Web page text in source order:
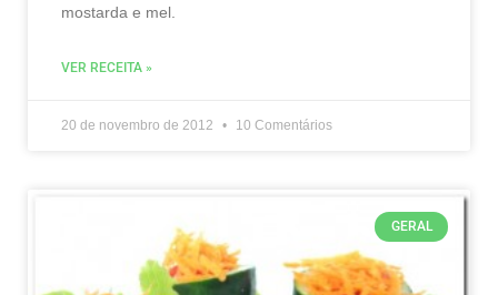
mostarda e mel.
VER RECEITA »
20 de novembro de 2012 10 Comentários
GERAL